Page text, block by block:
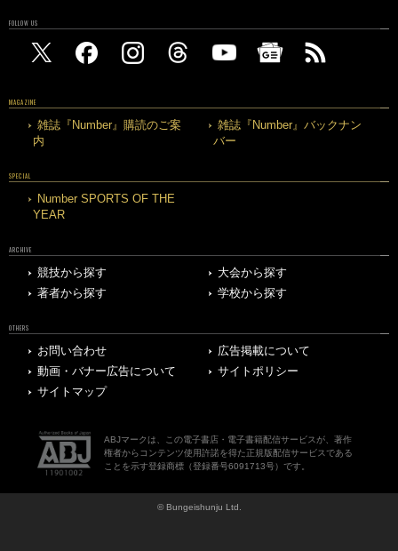
FOLLOW US
MAGAZINE
雑誌『Number』購読のご案
内
雑誌『Number』バックナン
バー
SPECIAL
Number SPORTS OF THE
YEAR
ARCHIVE
競技から探す
大会から探す
著者から探す
学校から探す
OTHERS
お問い合わせ
広告掲載について
動画・バナー広告について
サイトポリシー
サイトマップ
ABJマークは、この電子書店・電子書籍配信サービスが、著作
権者からコンテンツ使用許諾を得た正規版配信サービスである
ことを示す登録商標（登録番号6091713号）です。
© Bungeishunju Ltd.